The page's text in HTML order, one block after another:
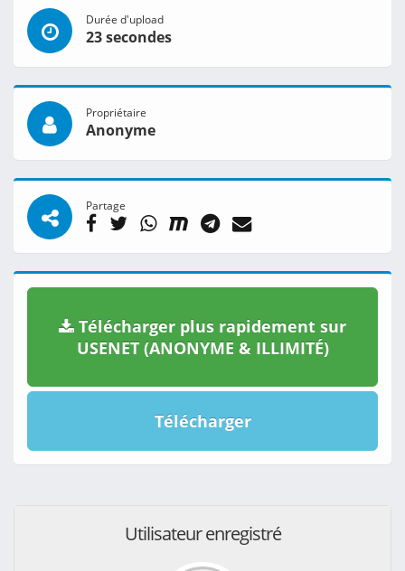
Durée d'upload
23 secondes
Propriétaire
Anonyme
Partage
Télécharger plus rapidement sur
USENET (ANONYME & ILLIMITÉ)
Télécharger
Utilisateur enregistré